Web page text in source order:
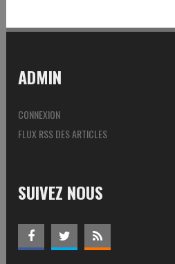
ADMIN
CONNEXION
FLUX RSS DES ARTICLES
SUIVEZ NOUS